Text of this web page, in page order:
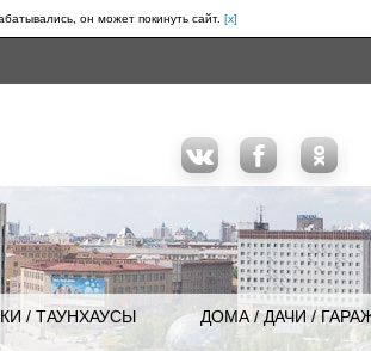
он может покинуть сайт. [x]
/ ТАУНХАУСЫ ДОМА / ДАЧИ /